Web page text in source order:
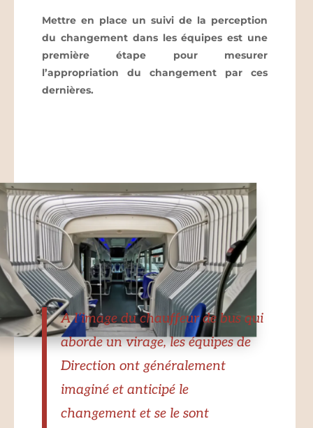
Mettre en place un suivi de la perception
du changement dans les équipes est une
première étape pour mesurer
l’appropriation du changement par ces
dernières.
A l’image du chauffeur de bus qui
aborde un virage, les équipes de
Direction ont généralement
imaginé et anticipé le
changement et se le sont